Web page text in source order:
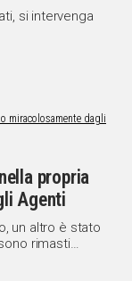
si intervenga
propria
Agenti
un altro è stato
rimasti